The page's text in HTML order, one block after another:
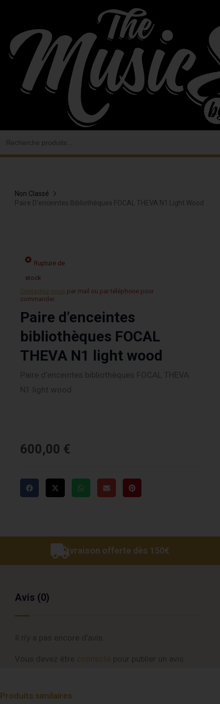
contenu
Non Classé
Paire D’enceintes Bibliothèques FOCAL THEVA N1 Light Wood
Rupture de
stock
Contactez-nous par mail ou par téléphone pour
commander.
Paire d’enceintes
bibliothèques FOCAL
THEVA N1 light wood
Paire d’enceintes bibliothèques FOCAL THEVA
N1 light wood
600,00 €
Livraison offerte dès 150€
Avis (0)
connecté
Produits similaires